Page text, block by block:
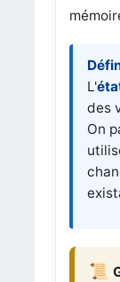
L'
des
On